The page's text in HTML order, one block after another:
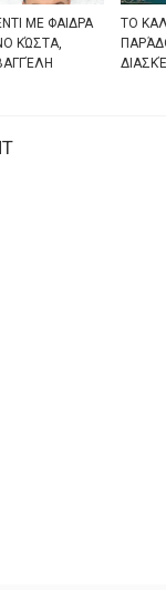
ΜΕ ΦΑΙΔΡΑ
ΚΏΣΤΑ,
ΤΟ